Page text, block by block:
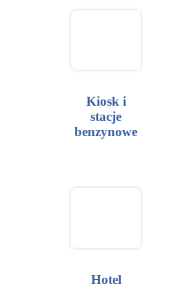
Kiosk i
stacje
benzynowe
Hotel